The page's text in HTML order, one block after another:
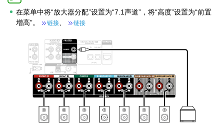
在菜单中将“放大器分配”设置为“7.1声道”，将“高度”设置为“前置
增高”。
链接 链接